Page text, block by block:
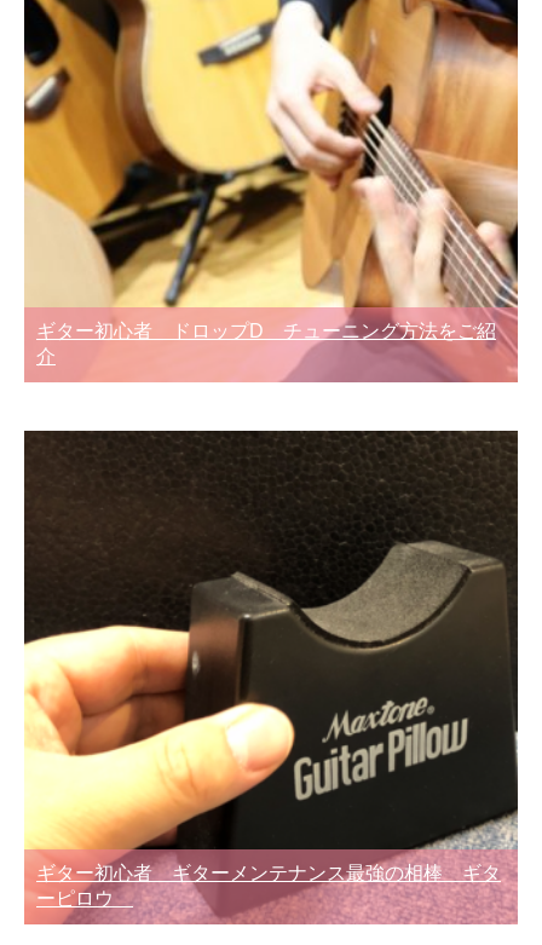
ギター初心者 ドロップD チューニング方法をご紹
介
ギター初心者 ギターメンテナンス最強の相棒 ギタ
ーピロウ